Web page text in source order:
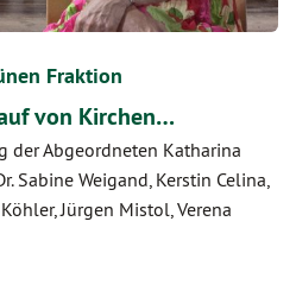
Fraktion
von Kirchen…
der Abgeordneten Katharina
Sabine Weigand, Kerstin Celina,
Jürgen Mistol, Verena